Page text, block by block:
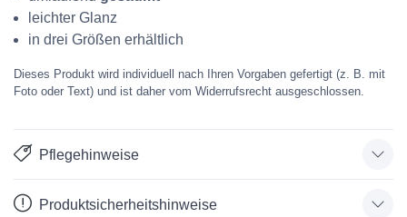
leichter Glanz
in drei Größen erhältlich
Dieses Produkt wird individuell nach Ihren Vorgaben gefertigt (z. B. mit
Foto oder Text) und ist daher vom Widerrufsrecht ausgeschlossen.
Pflegehinweise
Produktsicherheitshinweise